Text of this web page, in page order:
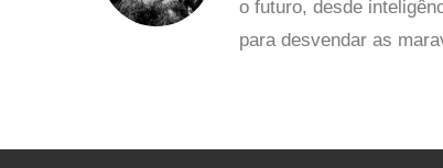
o futuro, desde
para desvendar as